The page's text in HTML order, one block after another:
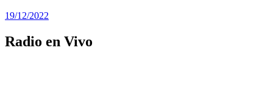
19/12/2022
Radio en Vivo